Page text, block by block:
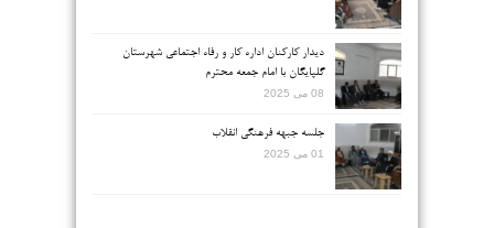
دیدار کارکنان اداره کار و رفاه اجتماعی شهرستان
گلپایگان با امام جمعه محترم
08 می 2025
جلسه جبهه فرهنگی انقلاب
01 می 2025